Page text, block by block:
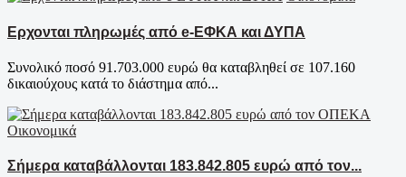
Ερχονται πληρωμές από e-ΕΦΚΑ και ΔΥΠΑ
Συνολικό ποσό 91.703.000 ευρώ θα καταβληθεί σε 107.160
δικαιούχους κατά το διάστημα από...
Οικονομικά
Σήμερα καταβάλλονται 183.842.805 ευρώ από τον...